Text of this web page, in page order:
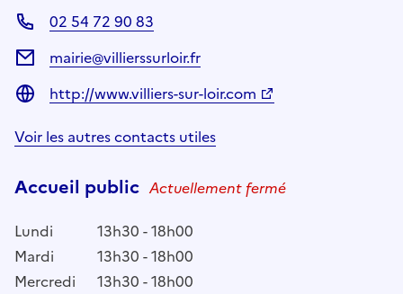
02 54 72 90 83
mairie@villierssurloir.fr
http://www.villiers-sur-loir.com
Voir les autres contacts utiles
Accueil public Actuellement fermé
Lundi
13h30 - 18h00
Mardi
13h30 - 18h00
Mercredi
13h30 - 18h00